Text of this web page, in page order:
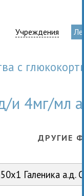
Учреждения
с
и 4мг/мл
ДРУГИЕ
Галеника а.д.